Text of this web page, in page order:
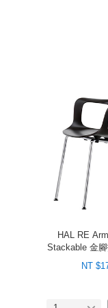
HAL RE
Stackable 金
（
NT